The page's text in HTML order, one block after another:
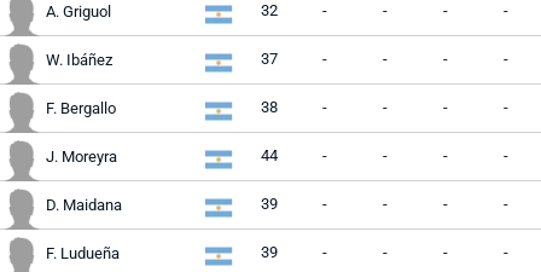
A. Griguol 32 - - - -
W. Ibáñez 37 - - - -
F. Bergallo 38 - - - -
J. Moreyra 44 - - - -
D. Maidana 39 - - - -
F. Ludueña 39 - - - -